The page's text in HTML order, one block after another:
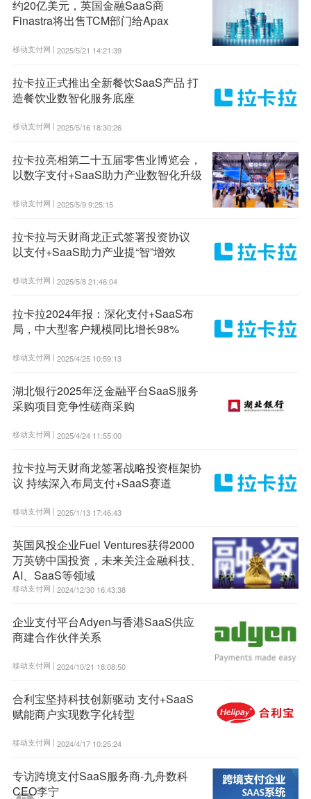
约20亿美元，英国金融SaaS商
Finastra将出售TCM部门给Apax
移动支付网 | 2025/5/21 14:21:39
拉卡拉正式推出全新餐饮SaaS产品 打
造餐饮业数智化服务底座
移动支付网 | 2025/5/16 18:30:26
拉卡拉亮相第二十五届零售业博览会，
以数字支付+SaaS助力产业数智化升级
移动支付网 | 2025/5/9 9:25:15
拉卡拉与天财商龙正式签署投资协议
以支付+SaaS助力产业提“智”增效
移动支付网 | 2025/5/8 21:46:04
拉卡拉2024年报：深化支付+SaaS布
局，中大型客户规模同比增长98%
移动支付网 | 2025/4/25 10:59:13
湖北银行2025年泛金融平台SaaS服务
采购项目竞争性磋商采购
移动支付网 | 2025/4/24 11:55:00
拉卡拉与天财商龙签署战略投资框架协
议 持续深入布局支付+SaaS赛道
移动支付网 | 2025/1/13 17:46:43
英国风投企业Fuel Ventures获得2000
万英镑中国投资，未来关注金融科技、
AI、SaaS等领域
移动支付网 | 2024/12/30 16:43:38
企业支付平台Adyen与香港SaaS供应
商建合作伙伴关系
移动支付网 | 2024/10/21 18:08:50
合利宝坚持科技创新驱动 支付+SaaS
赋能商户实现数字化转型
移动支付网 | 2024/4/17 10:25:24
专访跨境支付SaaS服务商-九舟数科
CEO李宁